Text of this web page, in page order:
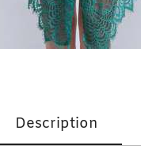
Description